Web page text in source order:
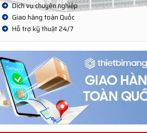
Dịch vụ chuyên nghiệp
Giao hàng toàn Quốc
Hỗ trợ kỹ thuật 24/7